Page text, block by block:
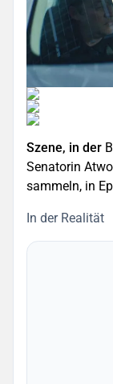
Szene, in der
Senatorin
sammeln, in
In der Realität